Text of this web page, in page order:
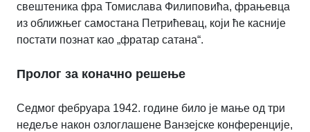
свештеника фра Томислава Филиповића, фрањевца
из оближњег самостана Петрићевац, који ће касније
постати познат као „фратар сатана“.
Пролог за коначно решење
Седмог фебруара 1942. године било је мање од три
недеље након озлоглашене Ванзејске конференције,